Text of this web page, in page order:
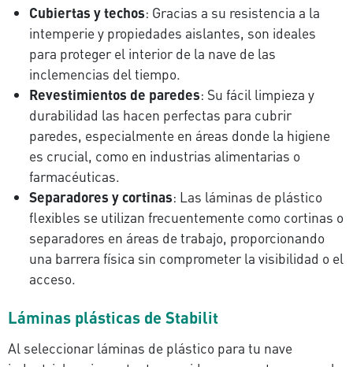
Cubiertas y techos: Gracias a su resistencia a la
intemperie y propiedades aislantes, son ideales
para proteger el interior de la nave de las
inclemencias del tiempo.
Revestimientos de paredes: Su fácil limpieza y
durabilidad las hacen perfectas para cubrir
paredes, especialmente en áreas donde la higiene
es crucial, como en industrias alimentarias o
farmacéuticas.
Separadores y cortinas: Las láminas de plástico
flexibles se utilizan frecuentemente como cortinas o
separadores en áreas de trabajo, proporcionando
una barrera física sin comprometer la visibilidad o el
acceso.
Láminas plásticas de Stabilit
Al seleccionar láminas de plástico para tu nave